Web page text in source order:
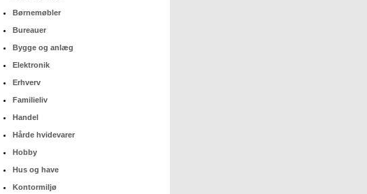
Børnemøbler
Bureauer
Bygge og anlæg
Elektronik
Erhverv
Familieliv
Handel
Hårde hvidevarer
Hobby
Hus og have
Kontormiljø